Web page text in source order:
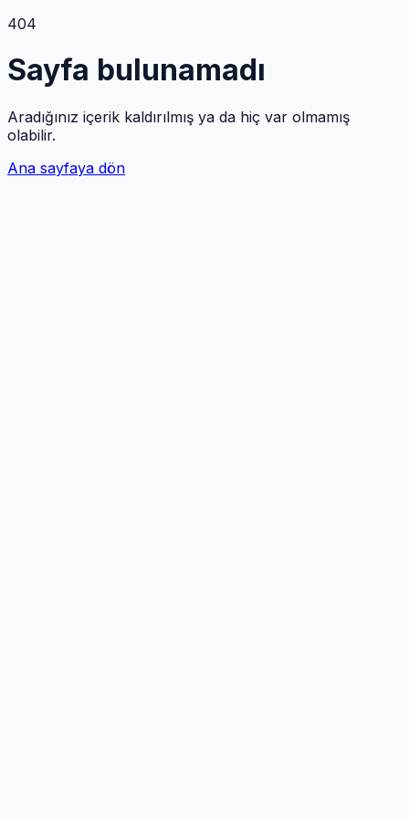
404
Sayfa bulunamadı
Aradığınız içerik kaldırılmış ya da hiç var olmamış
olabilir.
Ana sayfaya dön